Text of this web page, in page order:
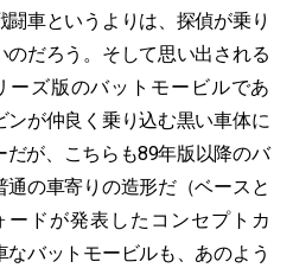
車というよりは、探偵が乗り
だろう。そして思い出される
ーズ版のバットモービルであ
ンが仲良く乗り込む黒い車体に
が、こちらも89年版以降のバ
通の車寄りの造形だ（ベースと
ードが発表したコンセプトカ
バットモービルも、あのよう